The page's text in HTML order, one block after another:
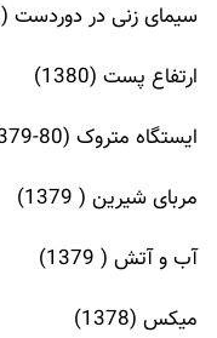
سیمای زنی در دوردست ( 1382)
ارتفاع پست (1380)
ایستگاه متروک (80-1379)
مربای شیرین ( 1379)
آب و آتش ( 1379)
میکس (1378)